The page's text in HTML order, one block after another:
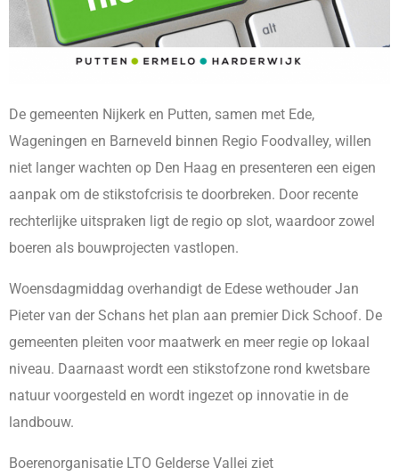
De gemeenten Nijkerk en Putten, samen met Ede,
Wageningen en Barneveld binnen Regio Foodvalley, willen
niet langer wachten op Den Haag en presenteren een eigen
aanpak om de stikstofcrisis te doorbreken. Door recente
rechterlijke uitspraken ligt de regio op slot, waardoor zowel
boeren als bouwprojecten vastlopen.
Woensdagmiddag overhandigt de Edese wethouder Jan
Pieter van der Schans het plan aan premier Dick Schoof. De
gemeenten pleiten voor maatwerk en meer regie op lokaal
niveau. Daarnaast wordt een stikstofzone rond kwetsbare
natuur voorgesteld en wordt ingezet op innovatie in de
landbouw.
Boerenorganisatie LTO Gelderse Vallei ziet